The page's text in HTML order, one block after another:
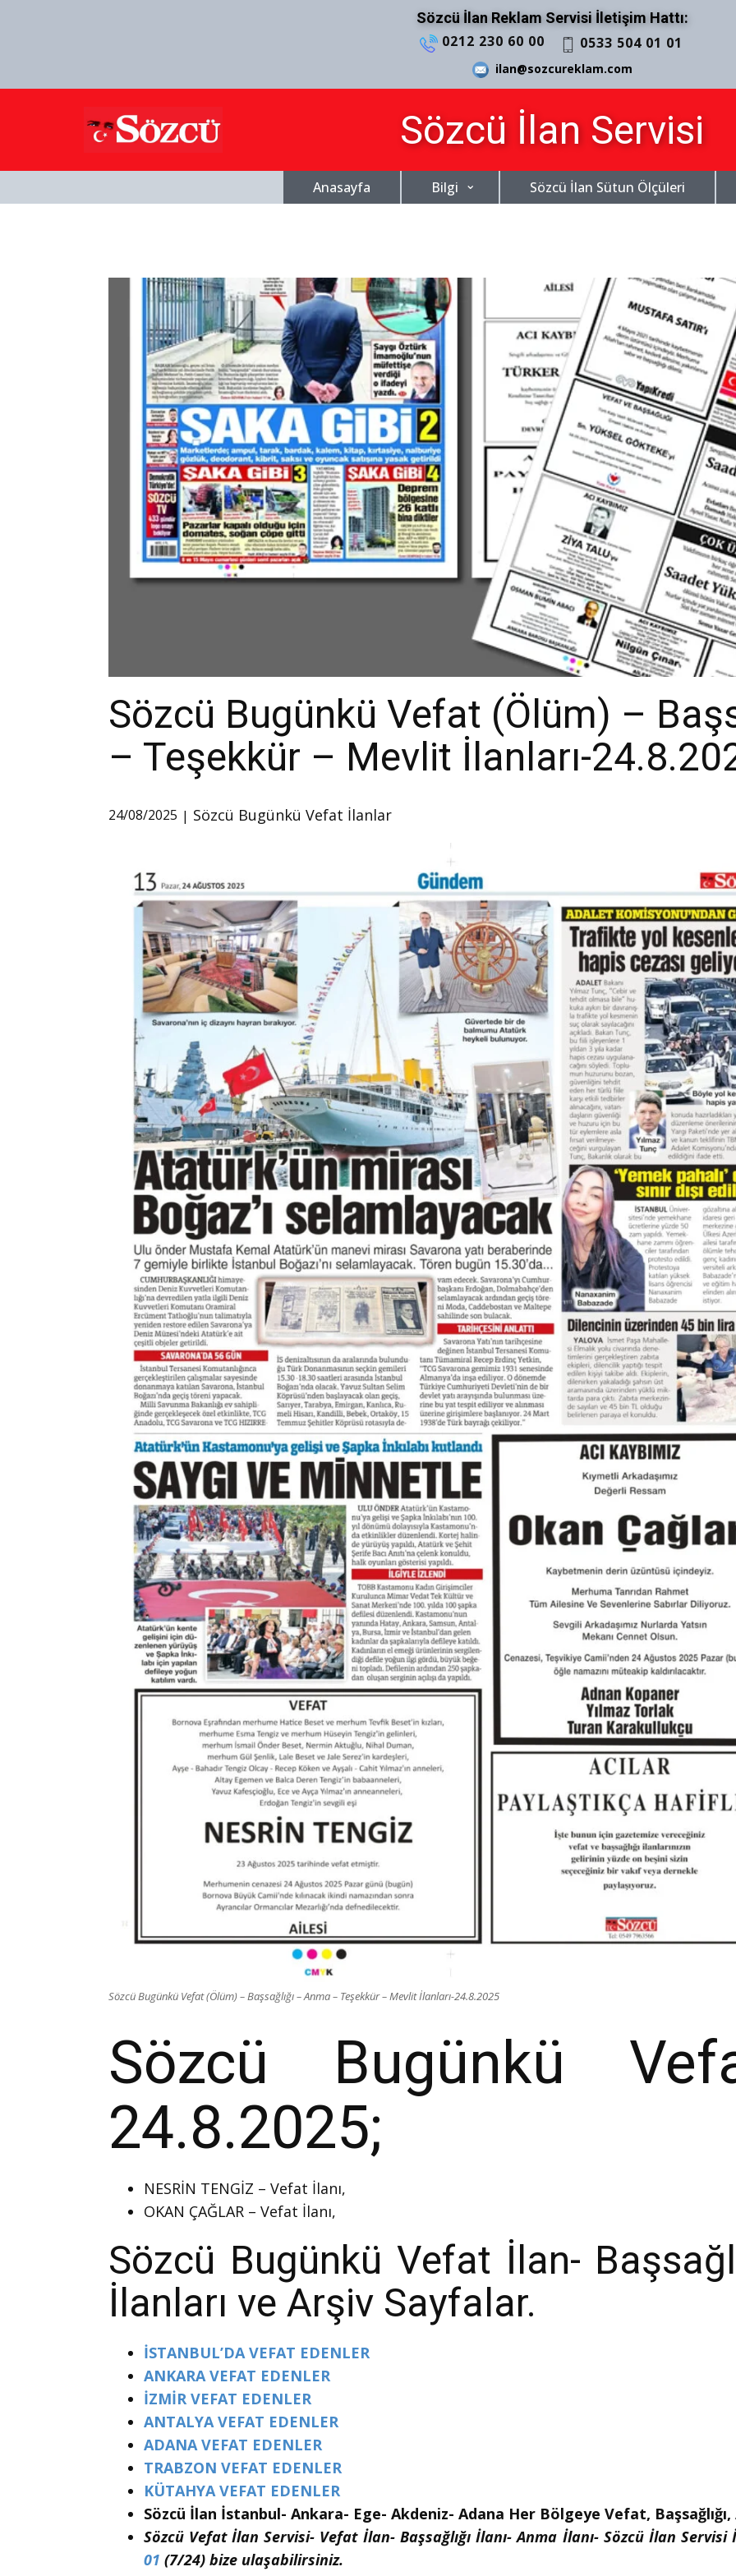
Sözcü İlan Reklam Servisi İletişim Hattı:
0212 230 60 00 0533 504 01 01
ilan@sozcureklam.com
Sözcü İlan Servisi
Anasayfa Bilgi Sözcü İlan Sütun Ölçüleri
Sözcü Bugünkü Vefat (Ölüm) –
– Teşekkür – Mevlit İlanları-
24/08/2025 Sözcü Bugünkü Vefat İlanlar
Sözcü Bugünkü Vefat (Ölüm) – Başsağlığı – Anma – Teşekkür – Mevlit İlanları-24.8.2025
Sözcü Bugünkü
24.8.2025;
NESRİN TENGİZ – Vefat İlanı,
OKAN ÇAĞLAR – Vefat İlanı,
Sözcü Bugünkü Vefat İlan-
İlanları ve Arşiv Sayfalar.
İSTANBUL’DA VEFAT EDENLER
ANKARA VEFAT EDENLER
İZMİR VEFAT EDENLER
ANTALYA VEFAT EDENLER
ADANA VEFAT EDENLER
TRABZON VEFAT EDENLER
KÜTAHYA VEFAT EDENLER
Sözcü İlan İstanbul- Ankara- Ege- Akdeniz- Adana Her Bölgeye Vefat,
Sözcü Vefat İlan Servisi- Vefat İlan- Başsağlığı İlanı- Anma İlanı- Sözcü İlan
01 (7/24) bize ulaşabilirsiniz.